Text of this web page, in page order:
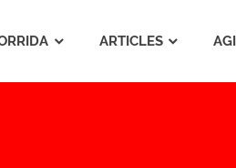
ARTICLES